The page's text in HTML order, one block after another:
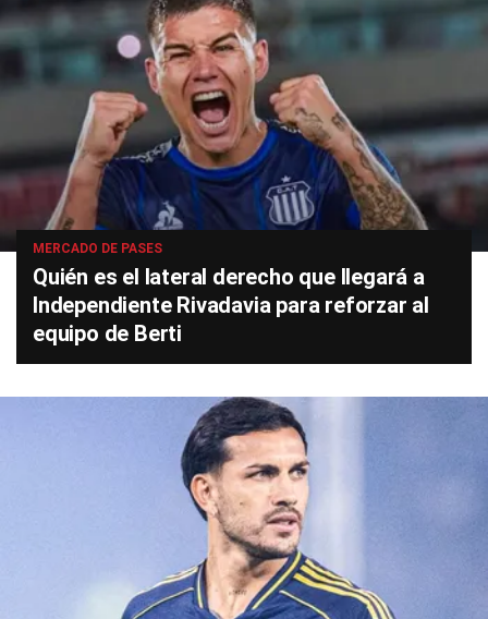
MERCADO DE PASES
Quién es el lateral derecho que llegará a
Independiente Rivadavia para reforzar al
equipo de Berti